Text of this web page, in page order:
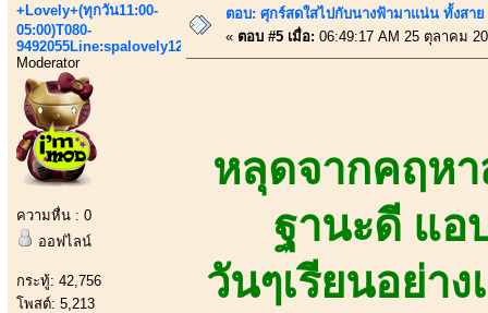
+Lovely+(ทุกวัน11:00-
05:00)T080-
9492055Line:spalovely123
Moderator
ความหื่น : 0
ออฟไลน์
กระทู้: 42,756
โพสต์: 5,213
ตอบ: ศุกร์สดใสไปกับนางฟ้ามาแน่น ทั้งสา
« ตอบ #5 เมื่อ: 06:49:17 AM 25 ตุลาคม
หลุดจากคฤห
ฐานะดี แอ
วันๆเรียนอย่า